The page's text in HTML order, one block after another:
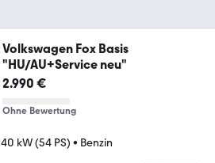
Volkswagen Fox Basis
"HU/AU+Service neu"
2.990 €
Ohne Bewertung
40 kW (54 PS) • Benzin